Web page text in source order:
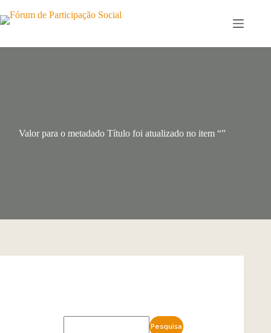
para
o
Valor para o metadado Título foi atualizado no item “”